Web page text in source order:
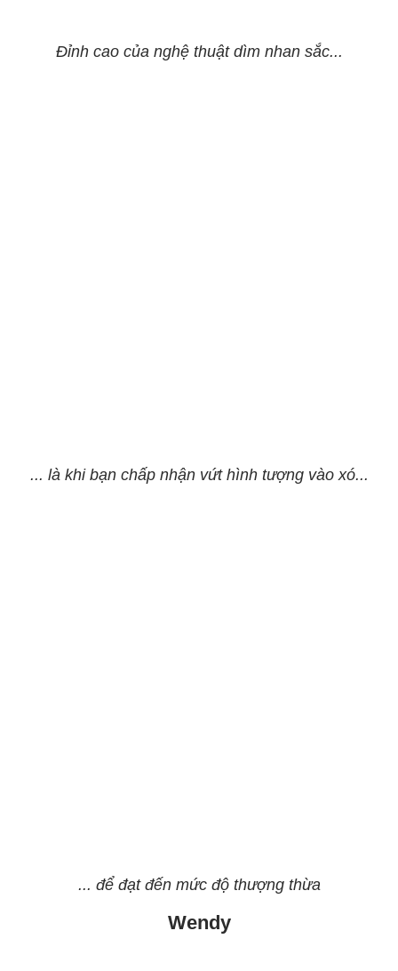
Đỉnh cao của nghệ thuật dìm nhan sắc...
... là khi bạn chấp nhận vứt hình tượng vào xó...
... để đạt đến mức độ thượng thừa
Wendy